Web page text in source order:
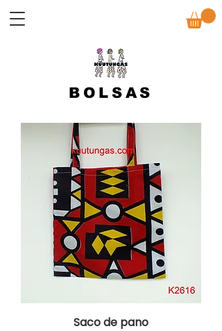
BOLSAS
Saco de pano